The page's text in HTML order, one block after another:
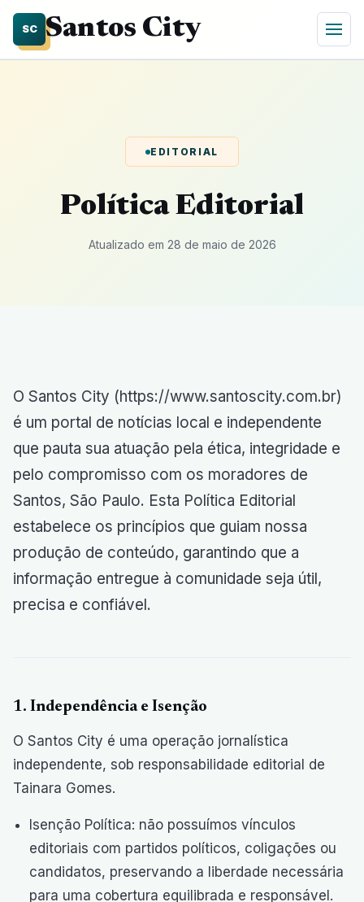
SC Santos City
EDITORIAL
Política Editorial
Atualizado em 28 de maio de 2026
O Santos City (https://www.santoscity.com.br)
é um portal de notícias local e independente
que pauta sua atuação pela ética, integridade e
pelo compromisso com os moradores de
Santos, São Paulo. Esta Política Editorial
estabelece os princípios que guiam nossa
produção de conteúdo, garantindo que a
informação entregue à comunidade seja útil,
precisa e confiável.
1. Independência e Isenção
O Santos City é uma operação jornalística
independente, sob responsabilidade editorial de
Tainara Gomes.
Isenção Política: não possuímos vínculos
editoriais com partidos políticos, coligações ou
candidatos, preservando a liberdade necessária
para uma cobertura equilibrada e responsável.